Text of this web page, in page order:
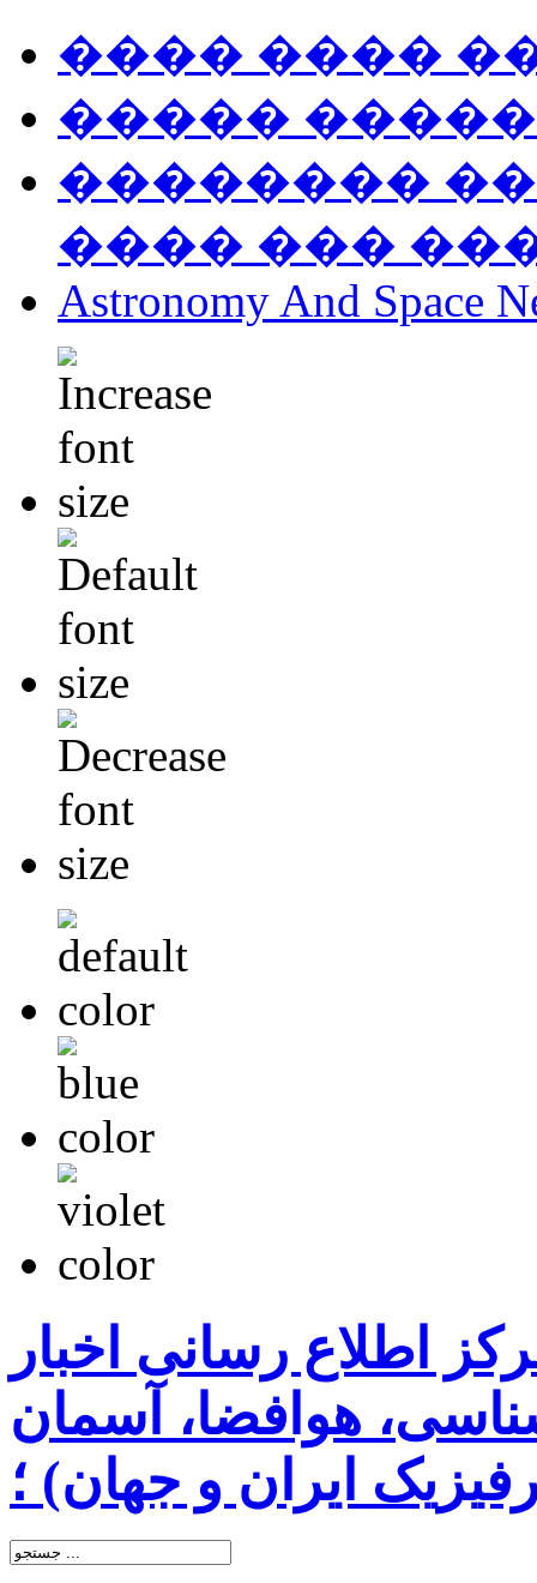
���� ����
�����
��������
���� ���
Astronomy And Space
اطلاع رسانی اخبار
هوافضا، آسمان
ایران و جهان) ؛